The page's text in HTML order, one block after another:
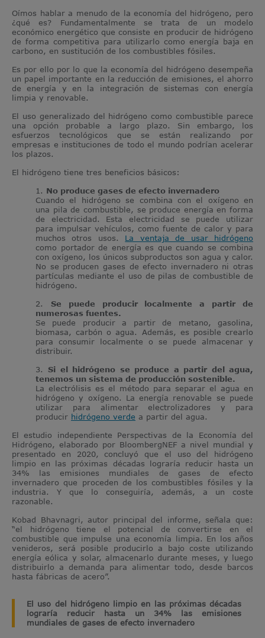
Oímos hablar a menudo de la economía del hidrógeno, pero
¿qué es? Fundamentalmente se trata de un modelo
económico energético que consiste en producir de hidrógeno
de forma competitiva para utilizarlo como energía baja en
carbono, en sustitución de los combustibles fósiles.
Es por ello por lo que la economía del hidrógeno desempeña
un papel importante en la reducción de emisiones, el ahorro
de energía y en la integración de sistemas con energía
limpia y renovable.
El uso generalizado del hidrógeno como combustible parece
una opción probable a largo plazo. Sin embargo, los
esfuerzos tecnológicos que se están realizando por
empresas e instituciones de todo el mundo podrían acelerar
los plazos.
El hidrógeno tiene tres beneficios básicos:
1. No produce gases de efecto invernadero
Cuando el hidrógeno se combina con el oxígeno en
una pila de combustible, se produce energía en forma
de electricidad. Esta electricidad se puede utilizar
para impulsar vehículos, como fuente de calor y para
muchos otros usos. La ventaja de usar hidrógeno
como portador de energía es que cuando se combina
con oxígeno, los únicos subproductos son agua y calor.
No se producen gases de efecto invernadero ni otras
partículas mediante el uso de pilas de combustible de
hidrógeno.
2. Se puede producir localmente a partir de
numerosas fuentes.
Se puede producir a partir de metano, gasolina,
biomasa, carbón o agua. Además, es posible crearlo
para consumir localmente o se puede almacenar y
distribuir.
3.Si el hidrógeno se produce a partir del agua,
tenemos un sistema de producción sostenible.
La electrólisis es el método para separar el agua en
hidrógeno y oxígeno. La energía renovable se puede
utilizar para alimentar electrolizadores y para
producir hidrógeno verde a partir del agua.
El estudio independiente Perspectivas de la Economía del
Hidrógeno, elaborado por BloombergNEF a nivel mundial y
presentado en 2020, concluyó que el uso del hidrógeno
limpio en las próximas décadas lograría reducir hasta un
34% las emisiones mundiales de gases de efecto
invernadero que proceden de los combustibles fósiles y la
industria. Y que lo conseguiría, además, a un coste
razonable.
Kobad Bhavnagri, autor principal del informe, señala que:
“el hidrógeno tiene el potencial de convertirse en el
combustible que impulse una economía limpia. En los años
venideros, será posible producirlo a bajo coste utilizando
energía eólica y solar, almacenarlo durante meses, y luego
distribuirlo a demanda para alimentar todo, desde barcos
hasta fábricas de acero”.
El uso del hidrógeno limpio en las próximas décadas
lograría reducir hasta un 34% las emisiones
mundiales de gases de efecto invernadero